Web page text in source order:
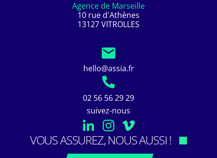
Agence de Marseille
10 rue d'Athènes
13127 VITROLLES
hello@assia.fr
02 56 56 29 29
suivez-nous
VOUS ASSUREZ, NOUS AUSSI !